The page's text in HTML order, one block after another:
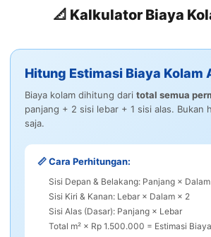
📐 Kalkulator Biaya
Hitung Estimasi Biaya Kolam
Biaya kolam dihitung dari total semua
panjang + 2 sisi lebar + 1 sisi alas. Bukan
saja.
📏 Cara Perhitungan:
Sisi Depan & Belakang: Panjang ×
Sisi Kiri & Kanan: Lebar × Dalam × 2
Sisi Alas (Dasar): Panjang × Lebar
Total m² × Rp 1.500.000 = Estimasi Biaya